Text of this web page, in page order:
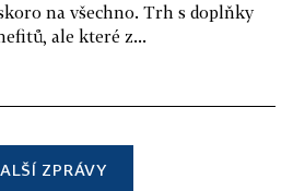
na všechno. Trh s doplňky
ale které z...
ZPRÁVY